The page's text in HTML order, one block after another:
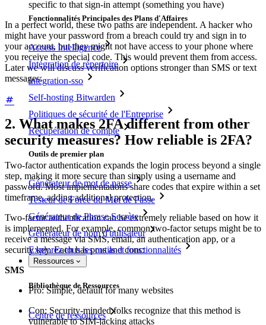
Fonctionnalités Principales des Plans d'Affaires
Access Intelligence
Intégration de répertoire
intégration-sso
Self-hosting Bitwarden
Politiques de sécurité de l'Entreprise
Récupération de compte
Outils de premier plan
Générateur de mot de passe
Testeur de Force du Mot de Passe
Générateur de Phrase Secrète
Générateur de nom d'utilisateur
Explorez tous les outils et fonctionnalités
Ressources
Bibliothèque de Ressources
Centre de ressources
specific to that sign-in attempt (something you have)
In a perfect world, these two paths are independent. A hacker who
might have your password from a breach could try and sign in to
your account, but they might not have access to your phone where
you receive the special code. This would prevent them from access.
Later we will discuss verification options stronger than SMS or text
messages.
2. What makes 2FA different from other
security measures? How reliable is 2FA?
Two-factor authentication expands the login process beyond a single
step, making it more secure than simply using a username and
password. Most implementations share codes that expire within a set
timeframe, adding additional protection.
Two-factor authentication can be extremely reliable based on how it
is implemented. For example, common two-factor setups might be to
receive a message via SMS, email, an authentication app, or a
security key. Each has pros and cons:
SMS
Pro: Simple, default for many websites
Con: Security-minded folks recognize that this method is
vulnerable to SIM-jacking attacks